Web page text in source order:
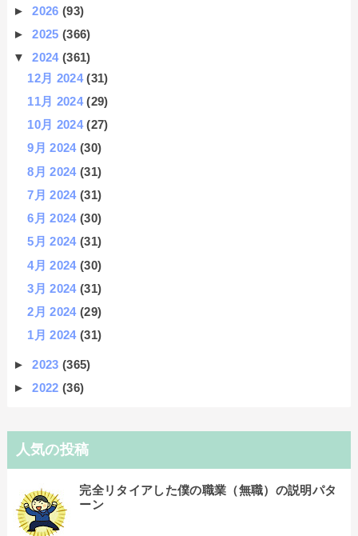
►2026(93)
►2025(366)
▼2024(361)
12月 2024(31)
11月 2024(29)
10月 2024(27)
9月 2024(30)
8月 2024(31)
7月 2024(31)
6月 2024(30)
5月 2024(31)
4月 2024(30)
3月 2024(31)
2月 2024(29)
1月 2024(31)
►2023(365)
►2022(36)
人気の投稿
完全リタイアした僕の職業（無職）の説明パタ
ーン